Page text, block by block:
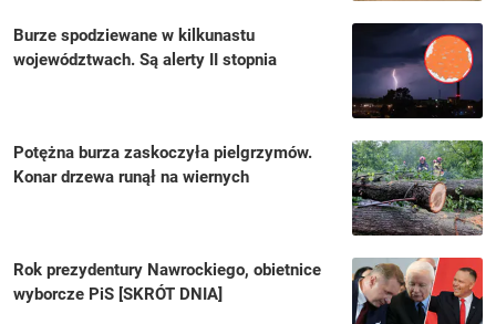
Burze spodziewane w kilkunastu
województwach. Są alerty II stopnia
Potężna burza zaskoczyła pielgrzymów.
Konar drzewa runął na wiernych
Rok prezydentury Nawrockiego, obietnice
wyborcze PiS [SKRÓT DNIA]